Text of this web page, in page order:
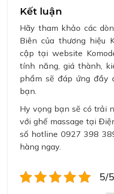
Kết luận
Hãy tham khảo các
Biên của thương hiệu
cập tại website
tính năng, giá thành,
phẩm sẽ đáp ứng đầy
bạn.
Hy vọng bạn sẽ có trải
với ghế massage tại
số hotline 0927 398
hàng ngay.
5/